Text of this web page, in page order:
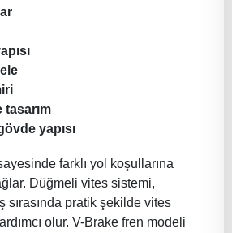
tasarım
yapısı
farklı yol koşullarına
Düğmeli vites sistemi,
sırasında pratik şekilde vites
olur. V-Brake fren modeli